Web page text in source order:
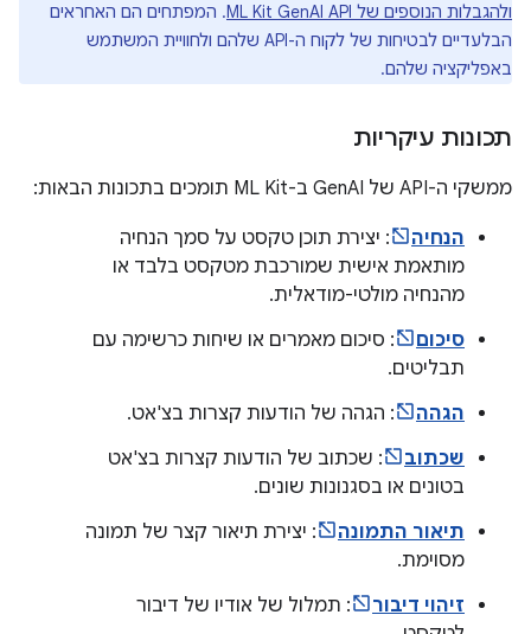
ולהגבלות הנוספים של ML Kit GenAI API
. המפתחים הם האחראים
הבלעדיים לבטיחות של לקוח ה-API שלהם ולחוויית המשתמש
באפליקציה שלהם.
תכונות עיקריות
ממשקי ה-API של GenAI ב-ML Kit תומכים בתכונות הבאות:
הנחיה
: יצירת תוכן טקסט על סמך הנחיה
מותאמת אישית שמורכבת מטקסט בלבד או
מהנחיה מולטי-מודאלית.
סיכום
: סיכום מאמרים או שיחות כרשימה עם
תבליטים.
הגהה
: הגהה של הודעות קצרות בצ'אט.
שכתוב
: שכתוב של הודעות קצרות בצ'אט
בטונים או בסגנונות שונים.
תיאור התמונה
: יצירת תיאור קצר של תמונה
מסוימת.
זיהוי דיבור
: תמלול של אודיו של דיבור